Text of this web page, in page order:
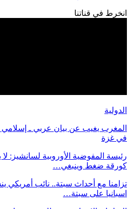
انخرط في قناتنا
الدولية
المغرب يغيب عن بيان عربي ـ إسلامي
في غزة
رئيسة المفوضية الأوروبية لسانشيز:
كورقة ضغط وينبغي…
تزامنا مع أحداث سبتة.. نائب أمريكي
اسبانيا على سبتة…